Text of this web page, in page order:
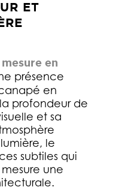
ET
en
présence
en
profondeur de
et sa
le
subtiles qui
une